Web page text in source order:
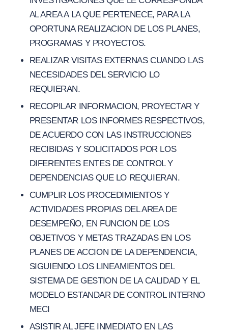
AL AREA A LA QUE PERTENECE, PARA LA
OPORTUNA REALIZACION DE LOS PLANES,
PROGRAMAS Y PROYECTOS.
REALIZAR VISITAS EXTERNAS CUANDO LAS
NECESIDADES DEL SERVICIO LO
REQUIERAN.
RECOPILAR INFORMACION, PROYECTAR Y
PRESENTAR LOS INFORMES RESPECTIVOS,
DE ACUERDO CON LAS INSTRUCCIONES
RECIBIDAS Y SOLICITADOS POR LOS
DIFERENTES ENTES DE CONTROL Y
DEPENDENCIAS QUE LO REQUIERAN.
CUMPLIR LOS PROCEDIMIENTOS Y
ACTIVIDADES PROPIAS DEL AREA DE
DESEMPEÑO, EN FUNCION DE LOS
OBJETIVOS Y METAS TRAZADAS EN LOS
PLANES DE ACCION DE LA DEPENDENCIA,
SIGUIENDO LOS LINEAMIENTOS DEL
SISTEMA DE GESTION DE LA CALIDAD Y EL
MODELO ESTANDAR DE CONTROL INTERNO
MECI
ASISTIR AL JEFE INMEDIATO EN LAS